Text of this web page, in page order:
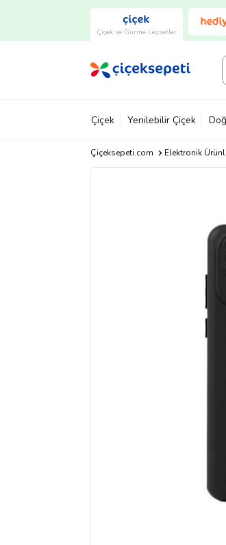
Çiçek ve Gurme Lezzetler
Çiçek Yenilebilir Çiçek
Çiçeksepeti.com Elektronik